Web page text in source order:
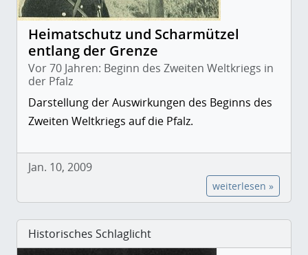
Heimatschutz und Scharmützel
entlang der Grenze
Vor 70 Jahren: Beginn des Zweiten Weltkriegs in
der Pfalz
Darstellung der Auswirkungen des Beginns des
Zweiten Weltkriegs auf die Pfalz.
Jan. 10, 2009
weiterlesen »
Historisches Schlaglicht